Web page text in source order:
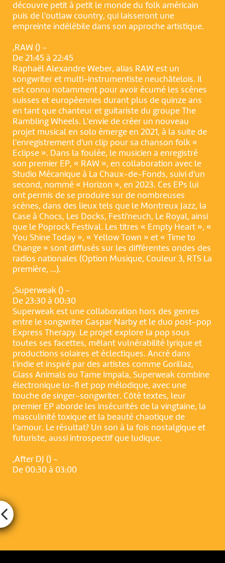
découvre petit à petit le monde du folk américain
puis de l'outlaw country, qui laisseront une
empreinte indélébile dans son approche artistique.
,RAW () -
De 21:45 à 22:45
Raphaël Alexandre Weber, alias RAW est un
songwriter et multi-instrumentiste neuchâtelois. Il
est connu notamment pour avoir écumé les scènes
suisses et européennes durant plus de quinze ans
en tant que chanteur et guitariste du groupe The
Rambling Wheels. L'envie de créer un nouveau
projet musical en solo émerge en 2021, à la suite de
l'enregistrement d'un clip pour sa chanson folk «
Eclipse ». Dans la foulée, le musicien a enregistré
son premier EP, « RAW », en collaboration avec le
Studio Mécanique à La Chaux-de-Fonds, suivi d'un
second, nommé « Horizon », en 2023. Ces EPs lui
ont permis de se produire sur de nombreuses
scènes, dans des lieux tels que le Montreux Jazz, la
Case à Chocs, Les Docks, Festi'neuch, Le Royal, ainsi
que le Poprock Festival. Les titres « Empty Heart », «
You Shine Today », « Yellow Town » et « Time to
Change » sont diffusés sur les différentes ondes des
radios nationales (Option Musique, Couleur 3, RTS La
première, ...).
,Superweak () -
De 23:30 à 00:30
Superweak est une collaboration hors des genres
entre le songwriter Gaspar Narby et le duo post-pop
Express Therapy. Le projet explore la pop sous
toutes ses facettes, mêlant vulnérabilité lyrique et
productions solaires et éclectiques. Ancré dans
l'indie et inspiré par des artistes comme Gorillaz,
Glass Animals ou Tame Impala, Superweak combine
électronique lo-fi et pop mélodique, avec une
touche de singer-songwriter. Côté textes, leur
premier EP aborde les insécurités de la vingtaine, la
masculinité toxique et la beauté chaotique de
l'amour. Le résultat? Un son à la fois nostalgique et
futuriste, aussi introspectif que ludique.
,After DJ () -
De 00:30 à 03:00